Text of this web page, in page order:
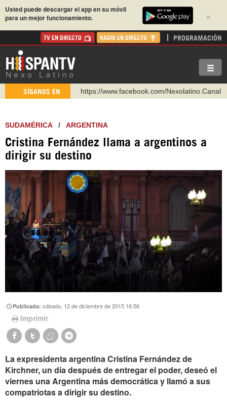
×
Usted puede descargar el app en su móvil
para un mejor funcionamiento.
TV EN DIRECTO RADIO EN DIRECTO PROGRAMACIÓN
SÍGANOS EN https://www.facebook.com/Nexolatino.Canal
https://www.youtube.com/@nexo_latino
https://t.me/hispantvcanal
https://urmedium.com/c/hispantv
WhatsApp y Viber: +98 921 79 29 404
SUDAMÉRICA/ ARGENTINA
Cristina Fernández llama a argentinos a
dirigir su destino
Publicada:sábado, 12 de diciembre de 2015 16:56
Imprimir
La expresidenta argentina Cristina Fernández de
Kirchner, un día después de entregar el poder, deseó el
viernes una Argentina más democrática y llamó a sus
compatriotas a dirigir su destino.